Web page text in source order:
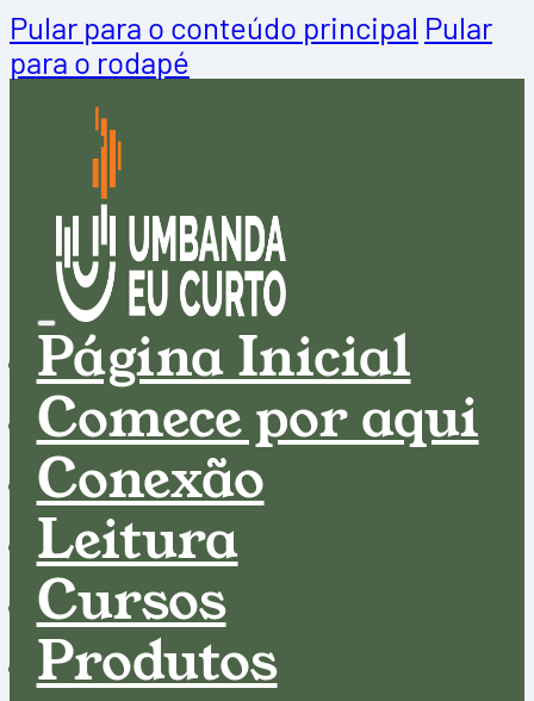
Pular para o conteúdo principal Pular
para o rodapé
Página Inicial
Comece por aqui
Conexão
Leitura
Cursos
Produtos